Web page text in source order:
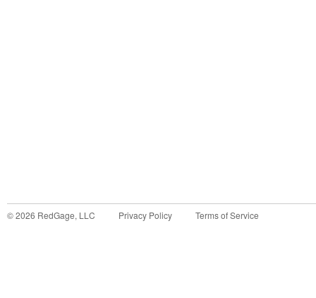
©2026 RedGage, LLC Privacy Policy Terms of Service